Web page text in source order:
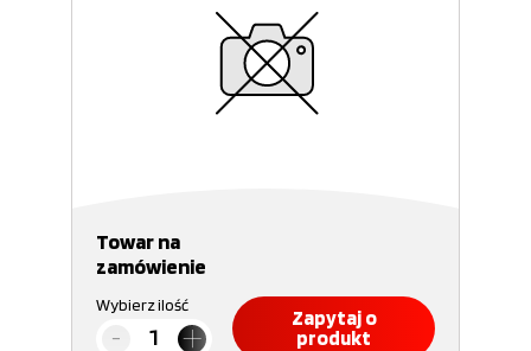
Towar na
zamówienie
Wybierz ilość
Zapytaj o
produkt